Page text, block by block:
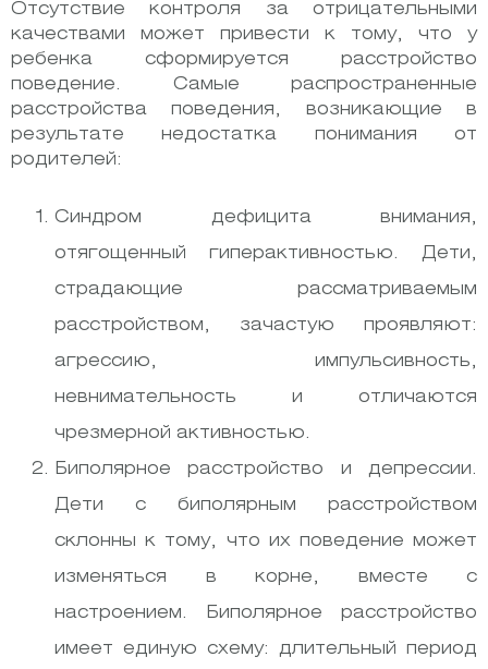
Отсутствие контроля за отрицательными
качествами может привести к тому, что у
ребенка сформируется расстройство
поведение. Самые распространенные
расстройства поведения, возникающие в
результате недостатка понимания от
родителей:
Синдром дефицита внимания,
отягощенный гиперактивностью. Дети,
страдающие рассматриваемым
расстройством, зачастую проявляют:
агрессию, импульсивность,
невнимательность и отличаются
чрезмерной активностью.
Биполярное расстройство и депрессии.
Дети с биполярным расстройством
склонны к тому, что их поведение может
изменяться в корне, вместе с
настроением. Биполярное расстройство
имеет единую схему: длительный период